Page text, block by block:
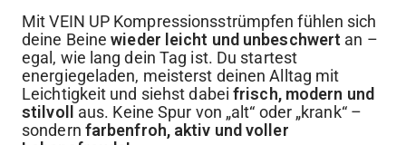
Mit VEIN UP Kompressionsstrümpfen fühlen sich
deine Beinewieder leicht und unbeschwert an –
egal, wie lang dein Tag ist. Du startest
energiegeladen, meisterst deinen Alltag mit
Leichtigkeit und siehst dabeifrisch, modern und
stilvoll aus. Keine Spur von „alt“ oder „krank“ –
sondern farbenfroh, aktiv und voller